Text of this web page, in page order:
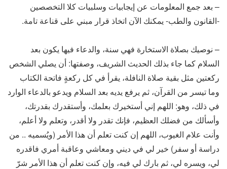
– بعد جمع المعلومات عن إيجابيات وسلبيات كلا التخصصين
-القانون والطب- يمكنك الآن اتخاذ قرار مبني على قناعة تامة.
– نوصيك بصلاة الاستخارة فهي سنة، والدعاء فيها يكون بعد
السلام كما جاء بذلك الحديث الشريف، وصفتها: أن يصلي الشخص
ركعتين مثل بقية صلاة النافلة، يقرأ في كل ركعةٍ فاتحة الكتاب
وما تيسر من القرآن، ثم يرفع يديه بعد السلام ويدعو بالدعاء الوارد
في ذلك، وهو: اللهم إني أستخيرك بعلمك، وأستقدرك بقدرتك،
وأسألك من فضلك العظيم، فإنك تقدر ولا أقدر، وتعلم ولا أعلم،
وأنت علام الغيوب، اللهم إن كنت تعلم أن هذا الأمر (ويُسميه .. من
دراسة أو سفر) خير لي في ديني ومعاشي وعاقبة أمري فاقدره
لي، ويسره لي، ثم بارك لي فيه، وإن كنت تعلم أن هذا الأمر شرّ